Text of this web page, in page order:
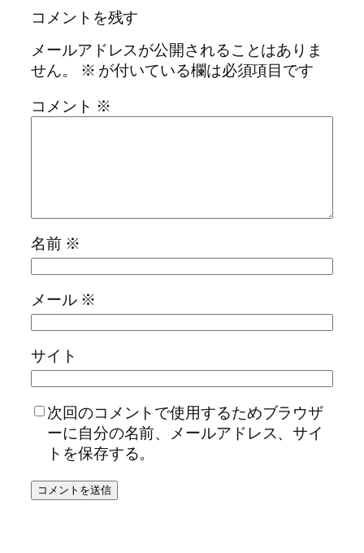
コメントを残す
メールアドレスが公開されることはありま
せん。
※ が付いている欄は必須項目です
コメント ※
名前 ※
メール ※
サイト
次回のコメントで使用するためブラウザ
ーに自分の名前、メールアドレス、サイ
トを保存する。